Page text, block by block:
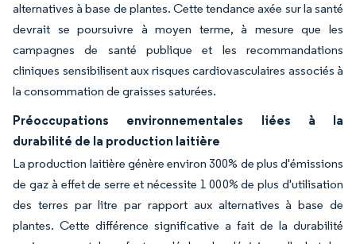
alternatives à base de plantes. Cette tendance axée sur la santé
devrait se poursuivre à moyen terme, à mesure que les
campagnes de santé publique et les recommandations
cliniques sensibilisent aux risques cardiovasculaires associés à
la consommation de graisses saturées.
Préoccupations environnementales liées à la
durabilité de la production laitière
La production laitière génère environ 300% de plus d'émissions
de gaz à effet de serre et nécessite 1 000% de plus d'utilisation
des terres par litre par rapport aux alternatives à base de
plantes. Cette différence significative a fait de la durabilité